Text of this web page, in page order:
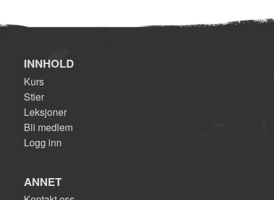
INNHOLD
Kurs
Stier
Leksjoner
Bli medlem
Logg inn
ANNET